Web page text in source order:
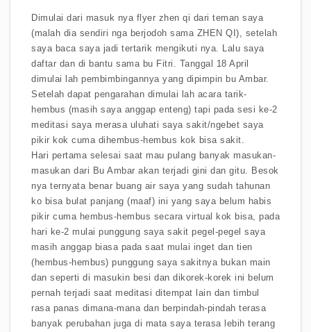
Dimulai dari masuk nya flyer zhen qi dari teman saya
(malah dia sendiri nga berjodoh sama ZHEN QI), setelah
saya baca saya jadi tertarik mengikuti nya. Lalu saya
daftar dan di bantu sama bu Fitri. Tanggal 18 April
dimulai lah pembimbingannya yang dipimpin bu Ambar.
Setelah dapat pengarahan dimulai lah acara tarik-
hembus (masih saya anggap enteng) tapi pada sesi ke-2
meditasi saya merasa uluhati saya sakit/ngebet saya
pikir kok cuma dihembus-hembus kok bisa sakit.
Hari pertama selesai saat mau pulang banyak masukan-
masukan dari Bu Ambar akan terjadi gini dan gitu. Besok
nya ternyata benar buang air saya yang sudah tahunan
ko bisa bulat panjang (maaf) ini yang saya belum habis
pikir cuma hembus-hembus secara virtual kok bisa, pada
hari ke-2 mulai punggung saya sakit pegel-pegel saya
masih anggap biasa pada saat mulai inget dan tien
(hembus-hembus) punggung saya sakitnya bukan main
dan seperti di masukin besi dan dikorek-korek ini belum
pernah terjadi saat meditasi ditempat lain dan timbul
rasa panas dimana-mana dan berpindah-pindah terasa
banyak perubahan juga di mata saya terasa lebih terang